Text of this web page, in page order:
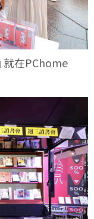
就在PChome